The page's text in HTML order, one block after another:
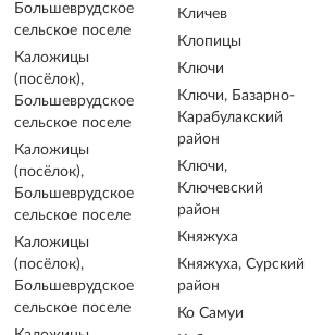
Большеврудское
сельское поселе
Каложицы
(посёлок),
Большеврудское
сельское поселе
Каложицы
(посёлок),
Большеврудское
сельское поселе
Каложицы
(посёлок),
Большеврудское
сельское поселе
Кличев
Клопицы
Ключи
Ключи, Базарно-
Карабулакский
район
Ключи,
Ключевский
район
Княжуха
Княжуха, Сурский
район
Ко Самуи